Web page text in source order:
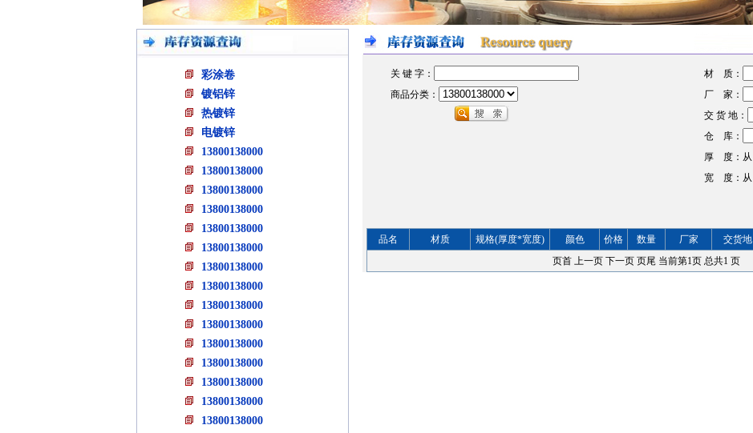
彩涂卷
镀铝锌
热镀锌
电镀锌
13800138000
13800138000
13800138000
13800138000
13800138000
13800138000
13800138000
13800138000
13800138000
13800138000
13800138000
13800138000
13800138000
13800138000
13800138000
关 键 字：
商品分类：
材 质：
厂 家：
交 货 地：
仓 库：
厚 度：从
宽 度：从
品名 材质 规格(厚度*宽度) 颜色 价格 数量 厂家 交货地
页首 上一页 下一页 页尾 当前第1页 总共1 页